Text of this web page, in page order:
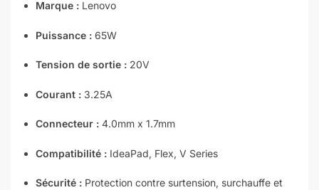
Marque : Lenovo
Puissance : 65W
Tension de sortie : 20V
Courant : 3.25A
Connecteur : 4.0mm x 1.7mm
Compatibilité : IdeaPad, Flex, V Series
Sécurité : Protection contre surtension, surchauffe et